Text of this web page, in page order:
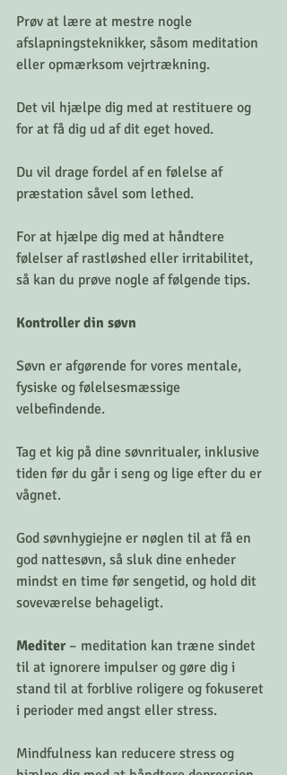
Prøv at lære at mestre nogle
afslapningsteknikker, såsom meditation
eller opmærksom vejrtrækning.
Det vil hjælpe dig med at restituere og
for at få dig ud af dit eget hoved.
Du vil drage fordel af en følelse af
præstation såvel som lethed.
For at hjælpe dig med at håndtere
følelser af rastløshed eller irritabilitet,
så kan du prøve nogle af følgende tips.
Kontroller din søvn
Søvn er afgørende for vores mentale,
fysiske og følelsesmæssige
velbefindende.
Tag et kig på dine søvnritualer, inklusive
tiden før du går i seng og lige efter du er
vågnet.
God søvnhygiejne er nøglen til at få en
god nattesøvn, så sluk dine enheder
mindst en time før sengetid, og hold dit
soveværelse behageligt.
Mediter – meditation kan træne sindet
til at ignorere impulser og gøre dig i
stand til at forblive roligere og fokuseret
i perioder med angst eller stress.
Mindfulness kan reducere stress og